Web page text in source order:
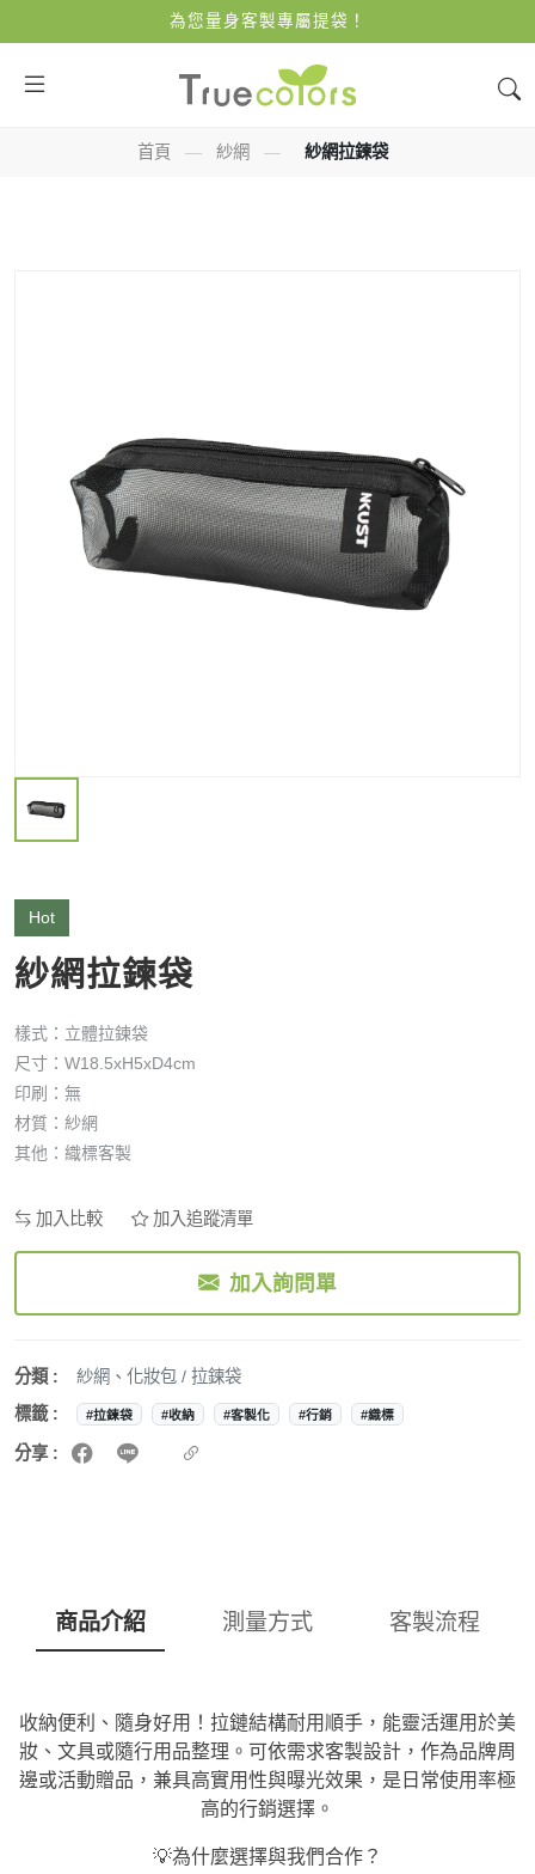
為您量身客製專屬提袋！
首頁 — 紗網 — 紗網拉鍊袋
Hot
紗網拉鍊袋
樣式：立體拉鍊袋
尺寸：W18.5xH5xD4cm
印刷：無
材質：紗網
其他：織標客製
加入比較 加入追蹤清單
加入詢問單
分類 : 紗網 、 化妝包 / 拉鍊袋
標籤 :
#拉鍊袋 #收納 #客製化 #行銷 #織標
分享 :
商品介紹 測量方式 客製流程
收納便利、隨身好用！拉鏈結構耐用順手，能靈活運用於美
妝、文具或隨行用品整理。可依需求客製設計，作為品牌周
邊或活動贈品，兼具高實用性與曝光效果，是日常使用率極
高的行銷選擇。
💡為什麼選擇與我們合作？